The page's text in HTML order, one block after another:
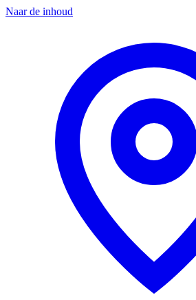
Naar de inhoud